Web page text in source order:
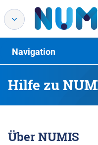
Hilfe zu
Navigation
Über NUMIS